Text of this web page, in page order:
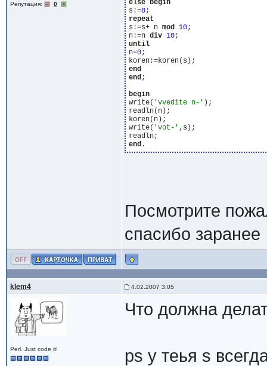
Репутация: 0
else begin
s:=0
repeat
s:=s+ n mod 10;
n:=n div 10
until
n=0;
end
end;
begin
write( 'Vvedite n-' );
readln(n);
koren(n);
write( 'vot-' ,s);
end
Посмотрите
спасибо заранее
klem4 4.02.2007 3:05
Perl. Just code it!
Что должна
ps у теья s